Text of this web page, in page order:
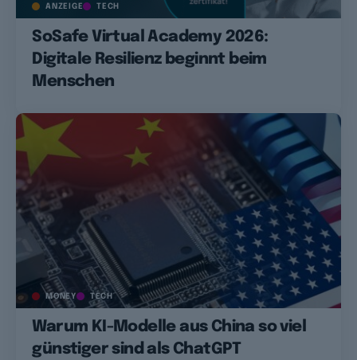
ANZEIGE TECH
SoSafe Virtual Academy 2026:
Digitale Resilienz beginnt beim
Menschen
MONEY TECH
Warum KI-Modelle aus China so viel
günstiger sind als ChatGPT